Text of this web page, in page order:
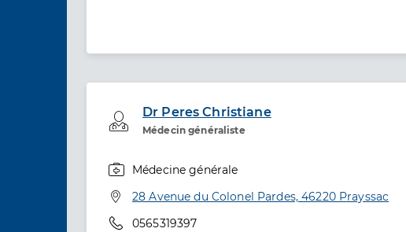
Dr Peres Christiane
Médecin généraliste
Professionel de santé
Médecine générale
Adresse
28 Avenue du Colonel Pardes, 46220 Prayssac
Téléphone
0565319397